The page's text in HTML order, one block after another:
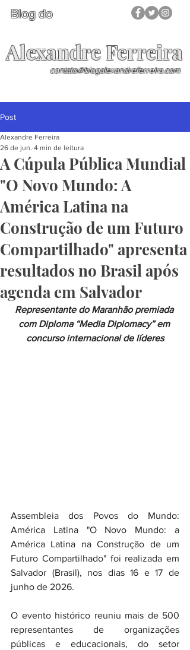
Blog do
Alexandre Ferreira
contato@blogalexandreferreira.com
Post
A Cúpula Pública Mundial
"O Novo Mundo: A
América Latina na
Construção de um Futuro
Compartilhado" apresenta
resultados no Brasil após
agenda em Salvador
Alexandre Ferreira
26 de jun. 4 min de leitura
Representante do Maranhão premiada
com Diploma “Media Diplomacy” em
concurso internacional de líderes
Assembleia dos Povos do Mundo:
América Latina "O Novo Mundo: a
América Latina na Construção de um
Futuro Compartilhado" foi realizada em
Salvador (Brasil), nos dias 16 e 17 de
junho de 2026.
O evento histórico reuniu mais de 500
representantes de organizações
públicas e educacionais, do setor